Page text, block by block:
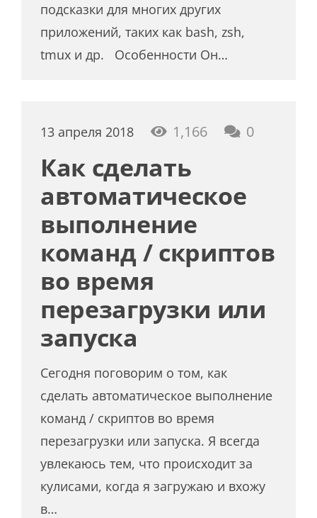
подсказки для многих других
приложений, таких как bash, zsh,
tmux и др. Особенности Он…
13 апреля 2018 1,166 0
Как сделать
автоматическое
выполнение
команд / скриптов
во время
перезагрузки или
запуска
Сегодня поговорим о том, как
сделать автоматическое выполнение
команд / скриптов во время
перезагрузки или запуска. Я всегда
увлекаюсь тем, что происходит за
кулисами, когда я загружаю и вхожу
в…